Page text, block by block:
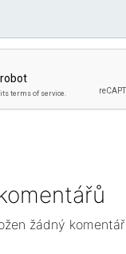
žádný komentář